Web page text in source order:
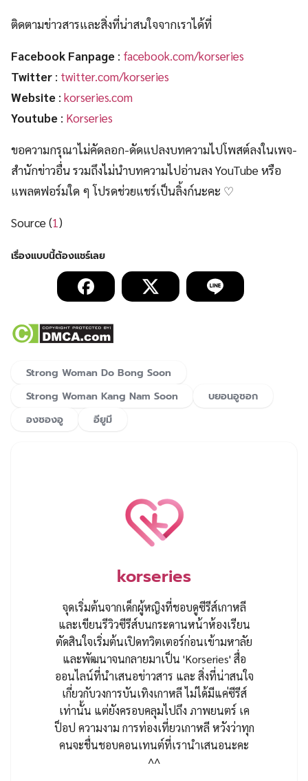
ติดตามข่าวสารและสิ่งที่น่าสนใจจากเราได้ที่
Facebook Fanpage : facebook.com/korseries
Twitter : twitter.com/korseries
Website : korseries.com
Youtube : Korseries
ขอความกรุณาไม่คัดลอก-ดัดแปลงบทความไปโพสต์ลงในเพจ-
สำนักข่าวอื่น รวมถึงไม่นำบทความไปอ่านลง YouTube หรือ
แพลตฟอร์มใด ๆ โปรดช่วยแชร์เป็นลิ้งก์นะคะ ♡
Source (1)
Strong Woman Do Bong Soon
Strong Woman Kang Nam Soon
บยอนอูซอก
องซองอู
อียูมี
korseries
จุดเริ่มต้นจากเด็กผู้หญิงที่ชอบดูซีรีส์เกาหลี
และเขียนรีวิวซีรีส์บนกระดานหน้าห้องเรียน
ตัดสินใจเริ่มต้นเปิดทวิตเตอร์ก่อนเข้ามหาลัย
และพัฒนาจนกลายมาเป็น 'Korseries' สื่อ
ออนไลน์ที่นำเสนอข่าวสาร และ สิ่งที่น่าสนใจ
เกี่ยวกับวงการบันเทิงเกาหลี ไม่ได้มีแค่ซีรีส์
เท่านั้น แต่ยังครอบคลุมไปถึง ภาพยนตร์ เค
ป็อป ความงาม การท่องเที่ยวเกาหลี หวังว่าทุก
คนจะชื่นชอบคอนเทนต์ที่เรานำเสนอนะคะ
^^